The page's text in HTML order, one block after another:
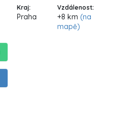
Kraj:
Praha
Vzdálenost:
+8 km (na
mapě)